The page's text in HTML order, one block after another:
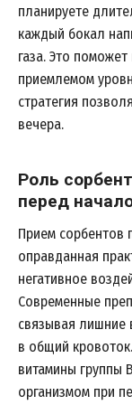
планируете
каждый бокал
газа. Это
приемлемом
стратегия
вечера.
Роль
перед
Прием сорбентов
оправданная
негативное
Современные
связывая лишние
в общий
витамины группы
организмом при